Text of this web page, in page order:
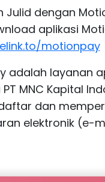
Julid dengan
aplikasi
motionpay
adalah layanan
MNC Kapital
dan
elektronik (e-